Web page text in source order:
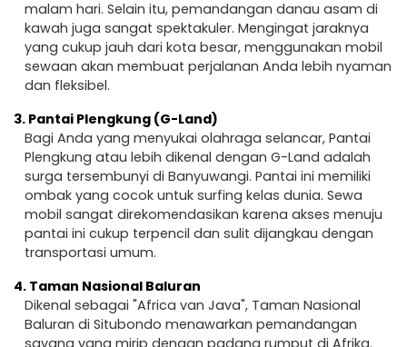
malam hari. Selain itu, pemandangan danau asam di
kawah juga sangat spektakuler. Mengingat jaraknya
yang cukup jauh dari kota besar, menggunakan mobil
sewaan akan membuat perjalanan Anda lebih nyaman
dan fleksibel.
3. Pantai Plengkung (G-Land)
Bagi Anda yang menyukai olahraga selancar, Pantai
Plengkung atau lebih dikenal dengan G-Land adalah
surga tersembunyi di Banyuwangi. Pantai ini memiliki
ombak yang cocok untuk surfing kelas dunia. Sewa
mobil sangat direkomendasikan karena akses menuju
pantai ini cukup terpencil dan sulit dijangkau dengan
transportasi umum.
4. Taman Nasional Baluran
Dikenal sebagai "Africa van Java", Taman Nasional
Baluran di Situbondo menawarkan pemandangan
savana yang mirip dengan padang rumput di Afrika.